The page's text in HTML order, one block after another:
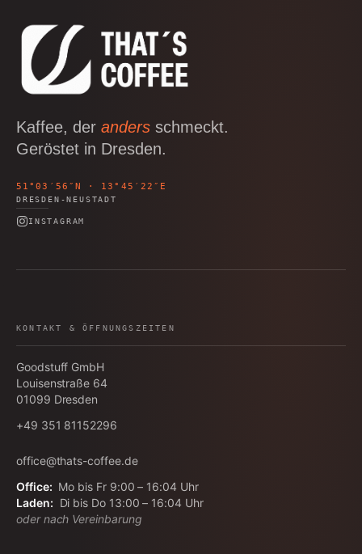
Lohnabfüllung für Röster
International
Tee
Zubehör
Geschenkideen
All About Mushroom
07 Kaffeetest
08 Laden
10 Kurse
Kaffee, der anders schmeckt.
Geröstet in Dresden.
51°03′56″N · 13°45′22″E
DRESDEN-NEUSTADT
INSTAGRAM
KONTAKT & ÖFFNUNGSZEITEN
Goodstuff GmbH
Louisenstraße 64
01099 Dresden
+49 351 81152296
office@thats-coffee.de
Office: Mo bis Fr 9:00 – 16:04 Uhr
Laden: Di bis Do 13:00 – 16:04 Uhr
oder nach Vereinbarung